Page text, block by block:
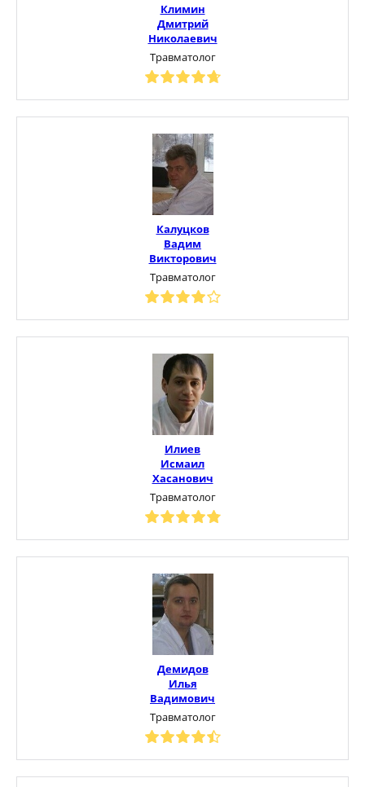
Климин
Дмитрий
Николаевич
Травматолог
Калуцков
Вадим
Викторович
Травматолог
Илиев
Исмаил
Хасанович
Травматолог
Демидов
Илья
Вадимович
Травматолог